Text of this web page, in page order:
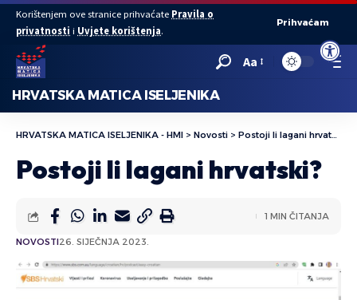
Open
Korištenjem ove stranice prihvaćate Pravila o
privatnosti i Uvjete korištenja.
Prihvaćam
Aa
HRVATSKA MATICA ISELJENIKA
HRVATSKA MATICA ISELJENIKA - HMI > Novosti > Postoji li lagani hrvatski?
Postoji li lagani hrvatski?
NOVOSTI26. SIJEČNJA 2023.
1 MIN ČITANJA